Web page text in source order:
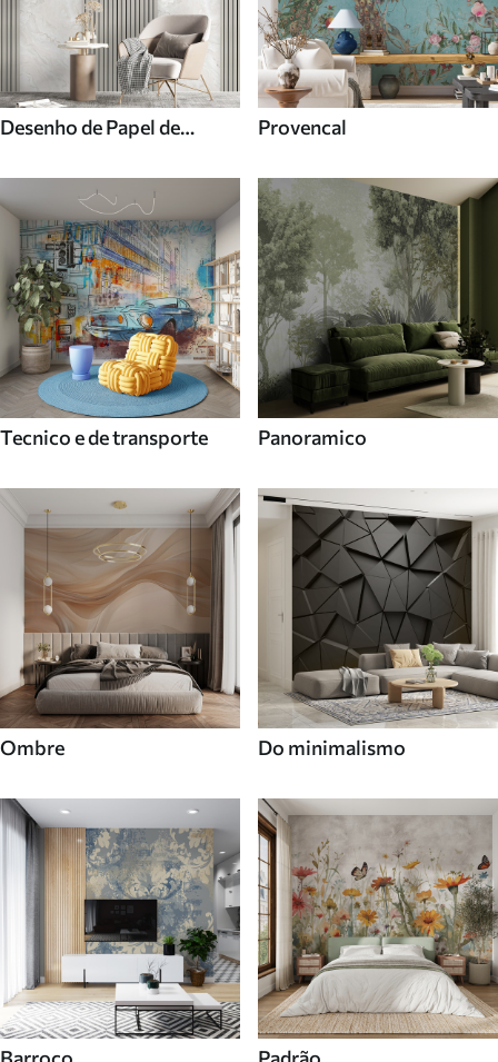
Desenho de Papel de
Provencal
Tecnico e de transporte Panoramico
Ombre Do minimalismo